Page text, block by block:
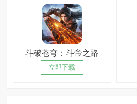
斗破苍穹：斗帝之路
立即下载